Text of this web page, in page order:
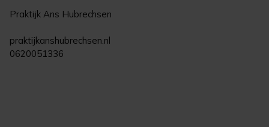
Praktijk Ans Hubrechsen
praktijkanshubrechsen.nl
0620051336